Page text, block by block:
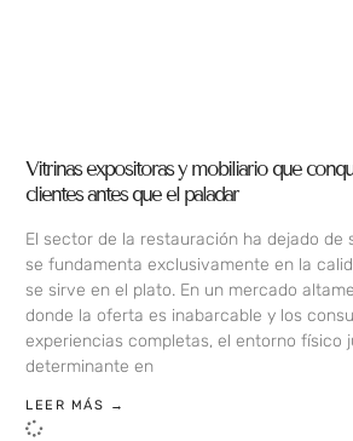
Vitrinas expositoras y mobiliario que
clientes antes que el paladar
El sector de la restauración ha dejado de
se fundamenta exclusivamente en la
se sirve en el plato. En un mercado
donde la oferta es inabarcable y los
experiencias completas, el entorno físico
determinante en
LEER MÁS →